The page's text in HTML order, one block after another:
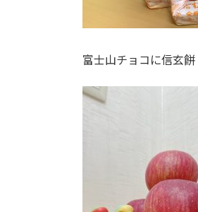
富士山チョコに信玄餅